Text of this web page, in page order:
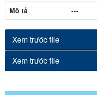
Mô tả
---
Xem trước file
Xem trước file